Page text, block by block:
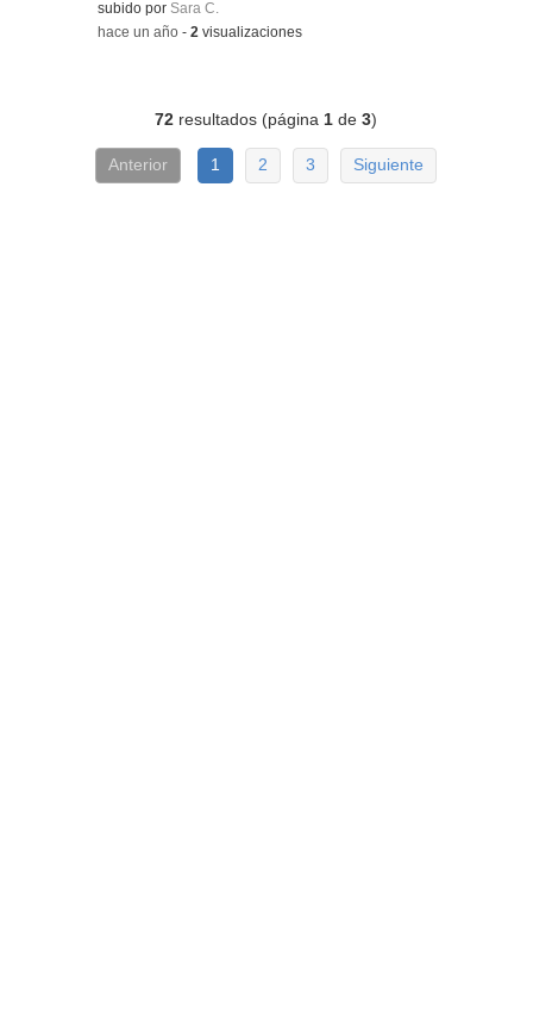
subido por Sara C.
-hace un año -2 visualizaciones
72 resultados (página 1 de3)
Anterior 1 2 3 Siguiente